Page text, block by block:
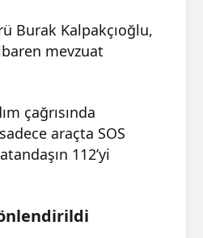
Burak Kalpakçıoğlu,
mevzuat
çağrısında
araçta SOS
112’yi